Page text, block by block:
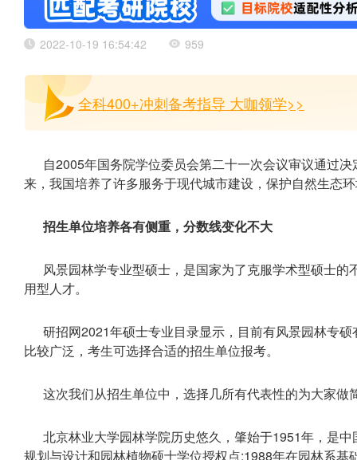
2022-10-19 16:54:42 959
全科400+冲刺备考指导 大咖领学>>
自2005年国务院学位委员会第二十一次会议审议通过
来，我国培养了许多服务于现代城市建设，保护自然生态
招生单位培养各有侧重，分数线变化不大
风景园林学专业型硕士，是国家为了克服学术型硕士
用型人才。
研招网2021年硕士专业目录显示，目前有风景园林专
比较广泛，考生可选择合适的招生单位报考。
这次我们从招生单位中，选择几所有代表性的为大家做
北京林业大学园林学院历史悠久，肇始于1951年，是
规划与设计和园林植物硕士学位授权点;1988年在园林系